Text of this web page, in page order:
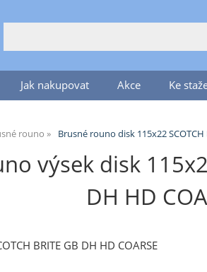
Jak nakupovat Akce Ke
rouno Brusné rouno disk 115x22 SCOTCH
výsek disk
DH HD
BRITE GB DH HD COARSE